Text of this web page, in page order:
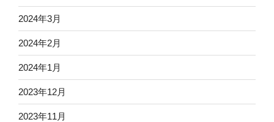
2024年3月
2024年2月
2024年1月
2023年12月
2023年11月